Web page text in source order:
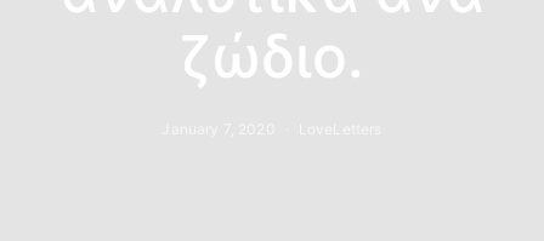
ζώδιο.